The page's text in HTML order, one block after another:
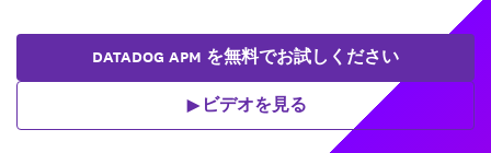
DATADOG APM を無料でお試しください
ビデオを見る